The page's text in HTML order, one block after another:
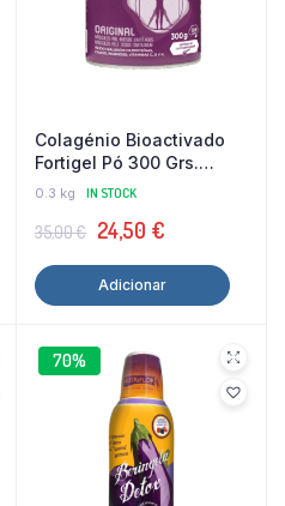
Colagénio Bioactivado
Fortigel Pó 300 Grs.
Almond Laboratorios
0.3 kg IN STOCK
35,00€ O
preço
original
35,00 €.
24,50 €O
preço
atual
24,50 €.
Adicionar
70%